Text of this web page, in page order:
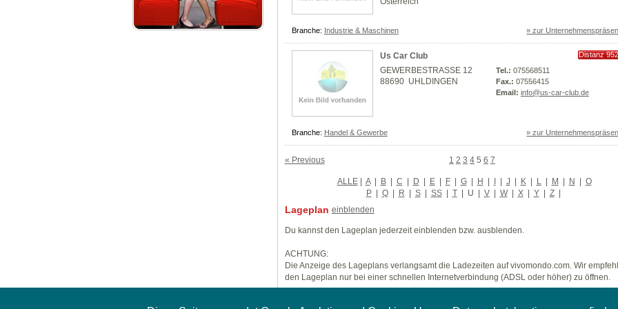
Branche: Industrie & Maschinen » zur
Us Car Club
Distanz
GEWERBESTRASSE 12
88690 UHLDINGEN
Tel.: 075568511
Fax.: 07556415
Email: info@us-car-club.de
Branche: Handel & Gewerbe » zur
« Previous 1 2 3 4 5 6 7
ALLE| A | B | C | D | E | F | G | H | I | J | K | L | M | N | O
P | Q | R | S | SS | T | U | V | W | X | Y | Z |
Lageplan einblenden
Du kannst den Lageplan jederzeit einblenden bzw. ausblenden.
ACHTUNG:
Die Anzeige des Lageplans verlangsamt die Ladezeiten auf vivomondo.com. Wir
den Lageplan nur bei einer schnellen Internetverbindung (ADSL oder höher) zu öffnen.